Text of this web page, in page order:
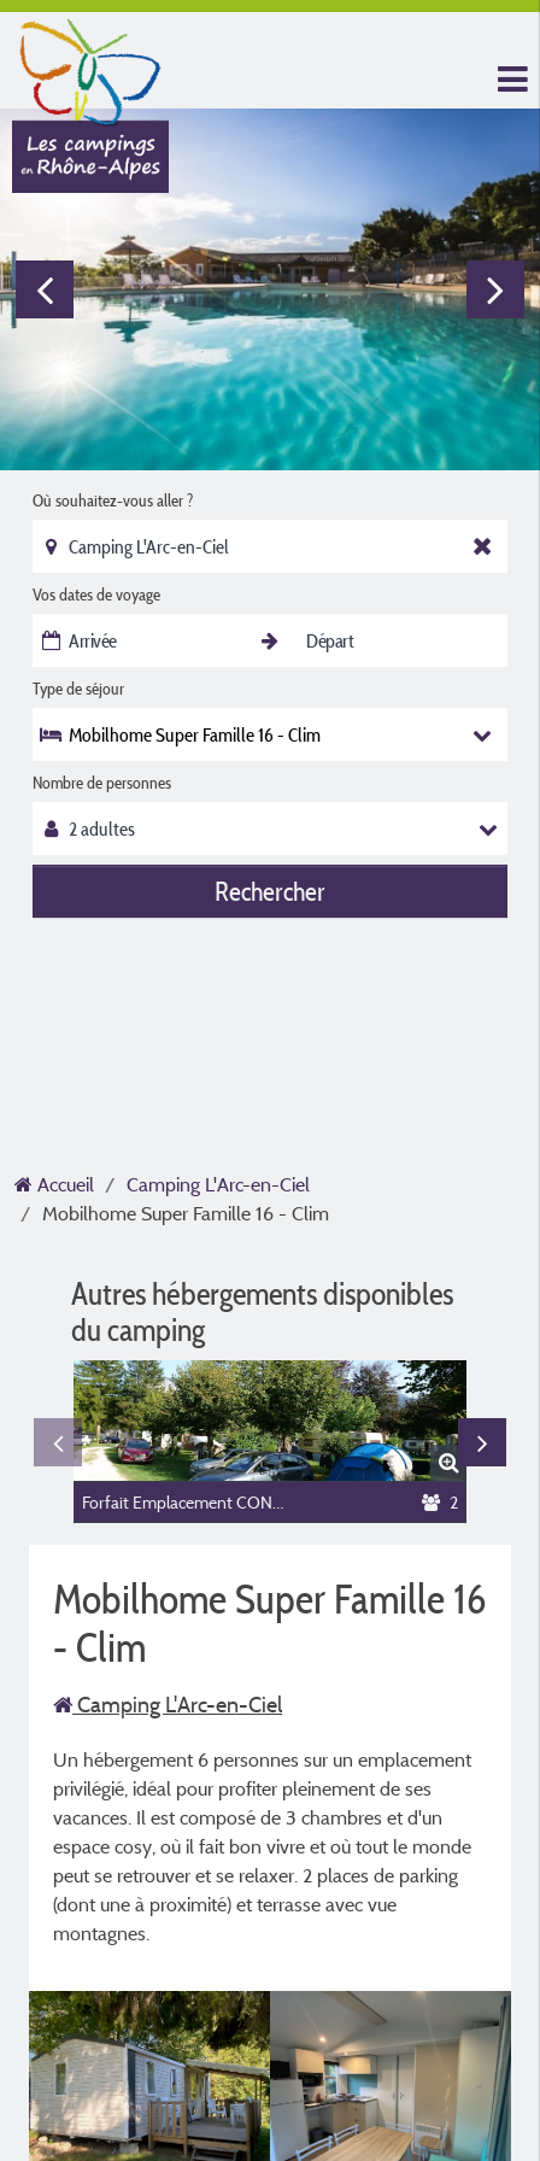
Où souhaitez-vous aller ?
Vos dates de voyage
Type de séjour
Mobilhome Super Famille 16 - Clim
Nombre de personnes
Rechercher
Accueil
Camping L'Arc-en-Ciel
Mobilhome Super Famille 16 - Clim
Autres hébergements disponibles
du camping
2
Mobilhome Super Famille 16
- Clim
Camping L'Arc-en-Ciel
Un hébergement 6 personnes sur un emplacement
privilégié, idéal pour profiter pleinement de ses
vacances. Il est composé de 3 chambres et d'un
espace cosy, où il fait bon vivre et où tout le monde
peut se retrouver et se relaxer. 2 places de parking
(dont une à proximité) et terrasse avec vue
montagnes.